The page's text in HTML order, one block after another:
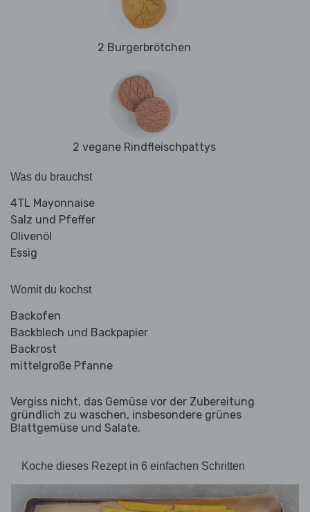
2 Burgerbrötchen
2 vegane Rindfleischpattys
Was du brauchst
4TL Mayonnaise
Salz und Pfeffer
Olivenöl
Essig
Womit du kochst
Backofen
Backblech und Backpapier
Backrost
mittelgroße Pfanne
Vergiss nicht, das Gemüse vor der Zubereitung
gründlich zu waschen, insbesondere grünes
Blattgemüse und Salate.
Koche dieses Rezept in 6 einfachen Schritten